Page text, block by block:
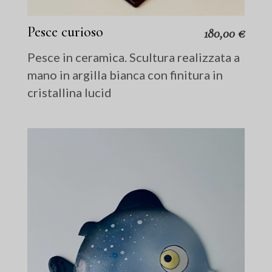
Pesce curioso 180,00 €
Pesce in ceramica. Scultura realizzata a
mano in argilla bianca con finitura in
cristallina lucid